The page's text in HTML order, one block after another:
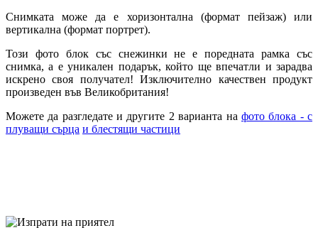
Снимката може да е хоризонтална (формат пейзаж) или
вертикална (формат портрет).
Този фото блок със снежинки не е поредната рамка със
снимка, а е уникален подарък, който ще впечатли и зарадва
искрено своя получател! Изключително качествен продукт
произведен във Великобритания!
Можете да разгледате и другите 2 варианта на фото блока - с
плуващи сърца и блестящи частици